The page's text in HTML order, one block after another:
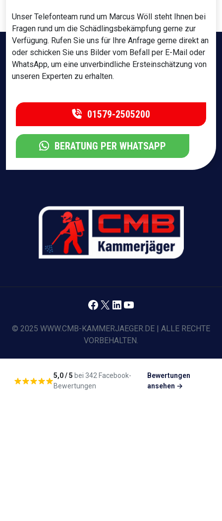
Unser Telefonteam rund um Marcus Wöll steht Ihnen bei
Fragen rund um die Schädlingsbekämpfung gerne zur
Verfügung. Rufen Sie uns für Ihre Anfrage gerne direkt an
oder schicken Sie uns Bilder vom Befall per E-Mail oder
WhatsApp, um eine unverbindliche Ersteinschätzung von
unseren Experten zu erhalten.
01579-2505200
BERATUNG PER WHATSAPP
© 2025 WWW.CMB-KAMMERJAEGER.DE | ALLE RECHTE
VORBEHALTEN.
Facebook
X LinkedIn
YouTube
5,0 / 5 bei 342 Facebook-
Bewertungen
Bewertungen
ansehen →